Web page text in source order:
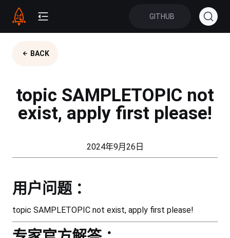
GITHUB
BACK
topic SAMPLETOPIC not
exist, apply first please!
2024年9月26日
用户问题 ：
topic SAMPLETOPIC not exist, apply first please!